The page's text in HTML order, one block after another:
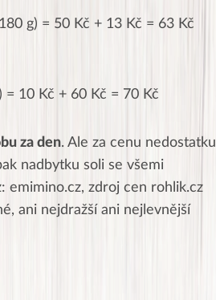
g) = 50 Kč + 13 Kč = 63 Kč
= 10 Kč + 60 Kč = 70 Kč
za den. Ale za cenu nedostatku
nadbytku soli se všemi
emimino.cz, zdroj cen rohlik.cz
ani nejdražší ani nejlevnější